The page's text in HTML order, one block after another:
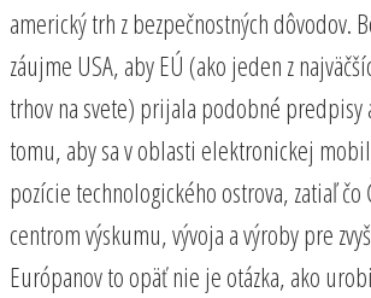
americký trh z bezpečnostných dôvodov.
záujme USA, aby EÚ (ako jeden z
trhov na svete) prijala podobné predpisy
tomu, aby sa v oblasti elektronickej
pozície technologického ostrova, zatiaľ
centrom výskumu, vývoja a výroby pre
Európanov to opäť nie je otázka, ako